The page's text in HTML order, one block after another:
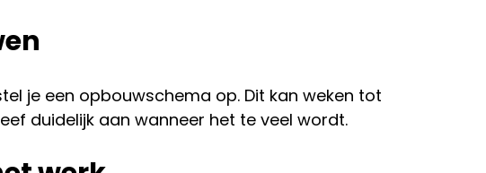
je een opbouwschema op. Dit kan weken tot
duidelijk aan wanneer het te veel wordt.